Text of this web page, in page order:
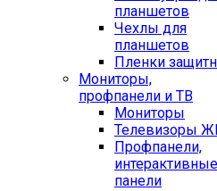
планшетов
Чехлы для
планшетов
Пленки
Мониторы,
профпанели и ТВ
Мониторы
Телевизоры
Профпанели,
интерактивные
панели